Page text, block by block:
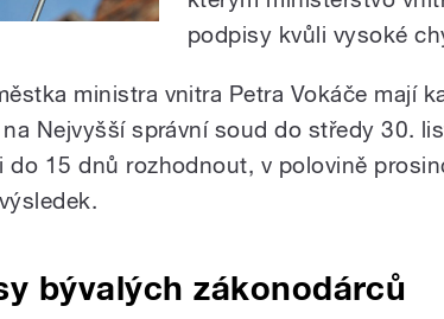
podpisy kvůli vysoké
ministra vnitra Petra Vokáče mají
Nejvyšší správní soud do středy 30.
do 15 dnů rozhodnout, v polovině
bývalých zákonodárců